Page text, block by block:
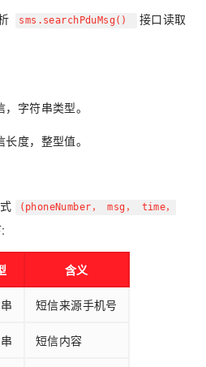
sms.searchPduMsg()
接口读取
字符串类型。
度，整型值。
(phoneNumber， msg， time，
含义
短信来源手机号
短信内容